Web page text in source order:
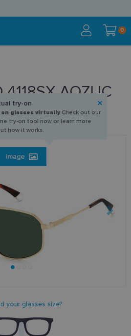
0
4118SX AOZUC
Image
try-on
on glasses virtuallyCheck out our
try-on tool now or learn more
how it works.
your glasses size?